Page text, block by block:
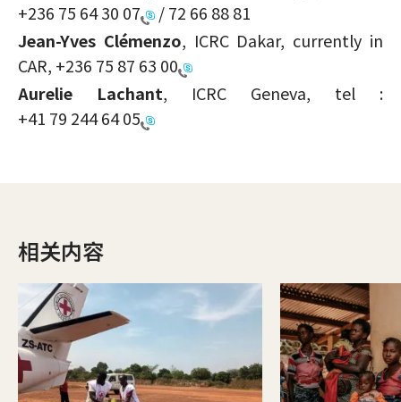
+236 75 64 30 07
/ 72 66 88 81
Jean-Yves Clémenzo, ICRC Dakar, currently in
CAR, +236 75 87 63 00
Aurelie Lachant, ICRC Geneva, tel :
+41 79 244 64 05
相关内容